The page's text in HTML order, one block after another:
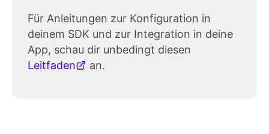
Für Anleitungen zur Konfiguration in
deinem SDK und zur Integration in deine
App, schau dir unbedingt diesen
Leitfaden
an.